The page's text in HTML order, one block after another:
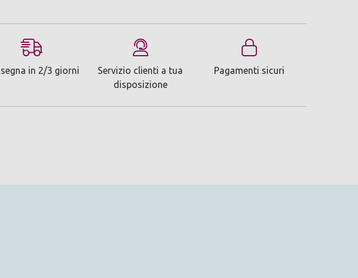
in 2/3 giorni
Servizio clienti a tua
disposizione
Pagamenti sicuri